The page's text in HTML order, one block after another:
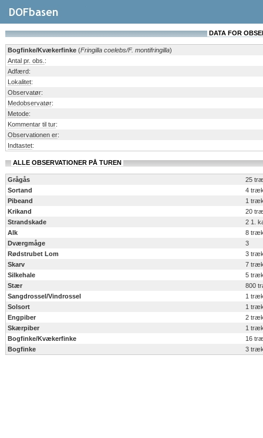
DATA FOR
Bogfinke/Kvækerfinke (Fringilla coelebs/F. montifringilla)
Antal pr. obs. :
Adfærd:
Lokalitet:
Observatør:
Medobservatør:
Metode:
Kommentar til tur:
Observationen er:
Indtastet:
ALLE OBSERVATIONER PÅ TUREN
Grågås
25
Sortand
4
Pibeand
1
Krikand
20
Strandskade
2 1.
Alk
8
Dværgmåge
3
Rødstrubet Lom
3
Skarv
7
Silkehale
5
Stær
800
Sangdrossel/Vindrossel
1
Solsort
1
Engpiber
2
Skærpiber
1
Bogfinke/Kvækerfinke
16
Bogfinke
3